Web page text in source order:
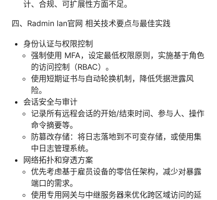
计、合规、可扩展性方面不足。
四、Radmin lan官网 相关技术要点与最佳实践
身份认证与权限控制
强制使用 MFA，设定最低权限原则，实施基于角色
的访问控制（RBAC）。
使用短期证书与自动轮换机制，降低凭据泄露风
险。
会话安全与审计
记录所有远程会话的开始/结束时间、参与人、操作
命令摘要等。
防篡改存储：将日志落地到不可变存储，或使用集
中日志管理系统。
网络拓扑和穿透方案
优先考虑基于雇员设备的零信任架构，减少对暴露
端口的需求。
使用专用网关与中继服务器来优化跨区域访问的延